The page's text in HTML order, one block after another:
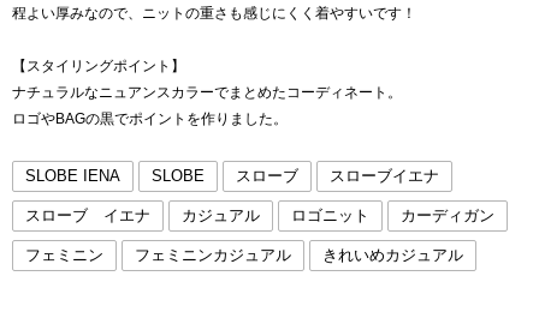
程よい厚みなので、ニットの重さも感じにくく着やすいです！
【スタイリングポイント】
ナチュラルなニュアンスカラーでまとめたコーディネート。
ロゴやBAGの黒でポイントを作りました。
SLOBE IENA SLOBE スローブ スローブイエナ
スローブ イエナ カジュアル ロゴニット カーディガン
フェミニン フェミニンカジュアル きれいめカジュアル